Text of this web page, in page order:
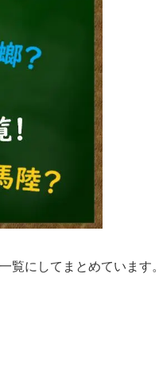
覧にしてまとめています。